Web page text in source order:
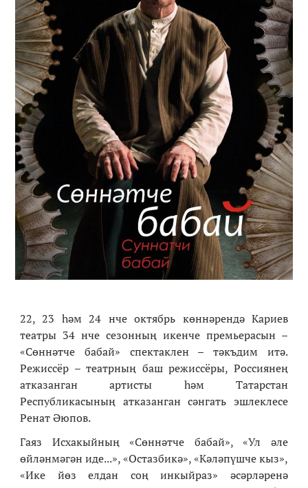
22, 23 һәм 24 нче октябрь көннәрендә Кариев
театры 34 нче сезонның икенче премьерасын –
«Сөннәтче бабай» спектаклен – тәкъдим итә.
Режиссёр – театрның баш режиссёры, Россиянең
атказанган артисты һәм Татарстан
Республикасының атказанган сәнгать эшлеклесе
Ренат Әюпов.
Гаяз Исхакыйның «Сөннәтче бабай», «Ул әле
өйләнмәгән иде...», «Остазбикә», «Кәләпүшче кыз»,
«Ике йөз елдан соң инкыйраз» әсәрләренә